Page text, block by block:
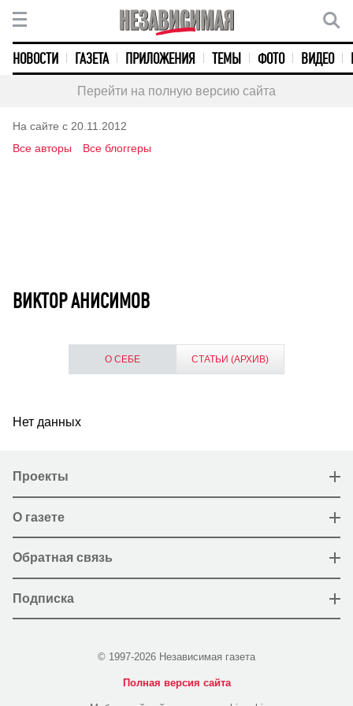
НОВОСТИ ГАЗЕТА ПРИЛОЖЕНИЯ ТЕМЫ ФОТО ВИДЕО
Перейти на полную версию сайта
На сайте с 20.11.2012
Все авторы
Все блоггеры
ВИКТОР АНИСИМОВ
О СЕБЕ СТАТЬИ (АРХИВ)
Нет данных
Проекты
О газете
Обратная связь
Подписка
© 1997-2026 Независимая газета
Полная версия сайта